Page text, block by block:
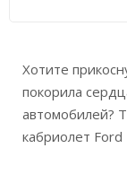
Хотите
покорила
автомобилей?
кабриолет